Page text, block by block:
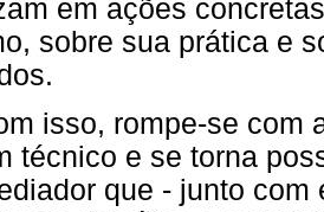
em ações
sobre sua prática e
isso, rompe-se com
técnico e se torna
que - junto